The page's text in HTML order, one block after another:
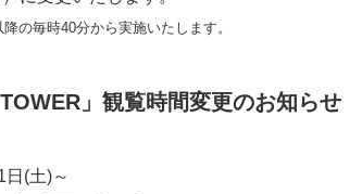
の毎時40分から実施いたします。
」観覧時間変更のお知らせ
日(土)～